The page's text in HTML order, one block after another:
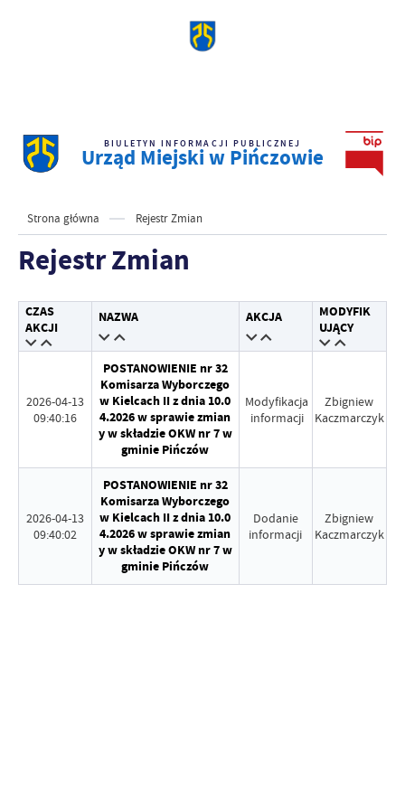
BIULETYN INFORMACJI PUBLICZNEJ
Urząd Miejski w Pińczowie
Strona główna Rejestr Zmian
Rejestr Zmian
CZAS
AKCJI
NAZWA AKCJA
MODYFIK
UJĄCY
2026-04-13
09:40:16
POSTANOWIENIE nr 32
Komisarza Wyborczego
w Kielcach II z dnia 10.0
4.2026 w sprawie zmian
y w składzie OKW nr 7 w
gminie Pińczów
Modyfikacja
informacji
Zbigniew
Kaczmarczyk
2026-04-13
09:40:02
POSTANOWIENIE nr 32
Komisarza Wyborczego
w Kielcach II z dnia 10.0
4.2026 w sprawie zmian
y w składzie OKW nr 7 w
gminie Pińczów
Dodanie
informacji
Zbigniew
Kaczmarczyk